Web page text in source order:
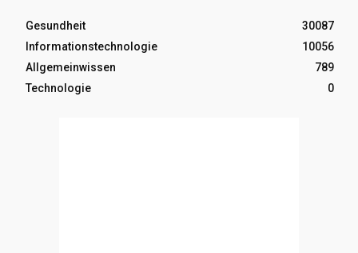
Gesundheit
30087
Informationstechnologie
10056
Allgemeinwissen
789
Technologie
0